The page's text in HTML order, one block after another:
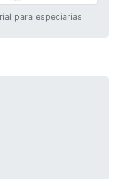
para especiarias